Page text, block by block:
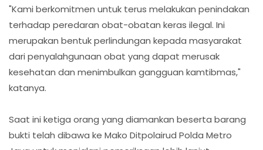
"Kami berkomitmen untuk terus melakukan penindakan
terhadap peredaran obat-obatan keras ilegal. Ini
merupakan bentuk perlindungan kepada masyarakat
dari penyalahgunaan obat yang dapat merusak
kesehatan dan menimbulkan gangguan kamtibmas,"
katanya.
Saat ini ketiga orang yang diamankan beserta barang
bukti telah dibawa ke Mako Ditpolairud Polda Metro